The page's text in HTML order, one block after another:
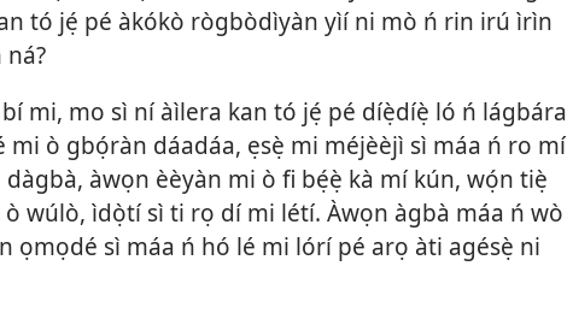
tó jẹ́ pé àkókò rògbòdìyàn yìí ni mò ń rin irú ìrìn
mi, mo sì ní àìlera kan tó jẹ́ pé díẹ̀díẹ̀ ló ń lágbára
mi ò gbọ́ràn dáadáa, ẹsẹ̀ mi méjèèjì sì máa ń ro mí
àwọn èèyàn mi ò fi bẹ́ẹ̀ kà mí kún, wọ́n tiẹ̀
ò wúlò, ìdọ̀tí sì ti rọ dí mi létí. Àwọn àgbà máa ń wò
ọmọdé sì máa ń hó lé mi lórí pé arọ àti agésẹ̀ ni